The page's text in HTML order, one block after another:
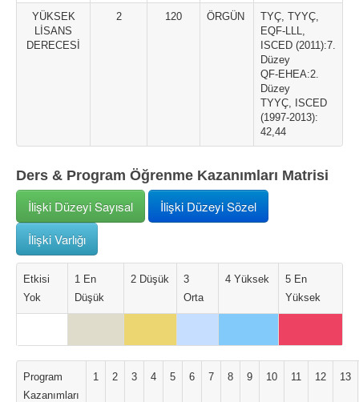
YÜKSEK
LİSANS
DERECESİ
2 120 ÖRGÜN
TYÇ, TYYÇ,
EQF-LLL,
ISCED (2011):7.
Düzey
QF-EHEA:2.
Düzey
TYYÇ, ISCED
(1997-2013):
42,44
Ders & Program Öğrenme Kazanımları Matrisi
İlişki Düzeyi Sayısal
İlişki Düzeyi Sözel
İlişki Varlığı
Etkisi
Yok
1 En
Düşük
2 Düşük
3
Orta
4 Yüksek
5 En
Yüksek
Program
Kazanımları
1 2 3 4 5 6 7 8 9 10 11 12 13